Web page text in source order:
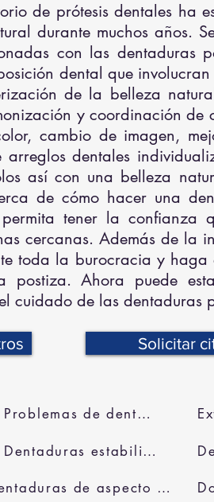
de prótesis dentales ha
durante muchos años.
con las dentaduras
dental que
de la belleza
y coordinación
cambio de imagen,
dentales
así con una belleza
de cómo hacer una
tener la confianza
cercanas. Además de la
toda la burocracia y haga
postiza. Ahora puede
cuidado de las dentaduras
Solicitar
Problemas de dentadura
Dentaduras estabilizadas
Dentaduras de aspecto natural